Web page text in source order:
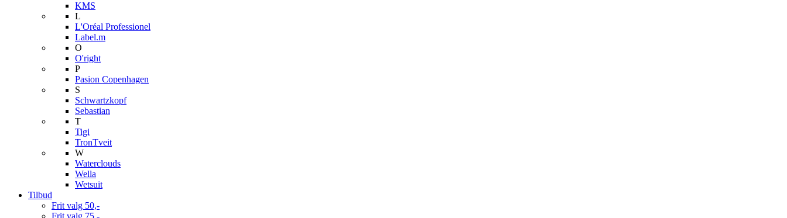
KMS
L
L'Oréal Professionel
Label.m
O
O'right
P
Pasion Copenhagen
S
Schwartzkopf
Sebastian
T
Tigi
TronTveit
W
Waterclouds
Wella
Wetsuit
Tilbud
Frit valg 50,-
Frit valg 75,-